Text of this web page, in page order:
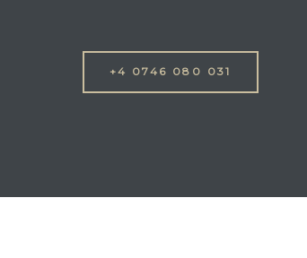
+4 0746 080 031